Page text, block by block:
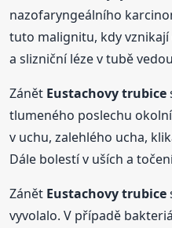
nazofaryngeálního
tuto malignitu, kdy vznikají
a slizniční léze v tubě
Zánět Eustachovy trubice
tlumeného poslechu
v uchu, zalehlého ucha,
Dále bolestí v uších a
Zánět Eustachovy trubice
vyvolalo. V případě